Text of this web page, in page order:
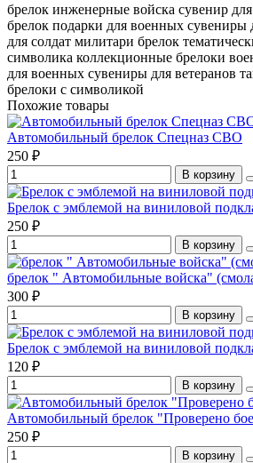
брелок инженерные войска сувенир
брелок подарки для военных сувениры
для солдат милитари брелок
символика коллекционные брелоки
для военных сувениры для ветеранов
брелоки с символикой
Похожие товары
Автомобильный брелок Спецназ СВО
250 ₽
В корзину
Брелок с эмблемой на виниловой
250 ₽
В корзину
брелок " Автомобильные войска"
300 ₽
В корзину
Брелок с эмблемой на виниловой
120 ₽
В корзину
Автомобильный брелок "Проверено
250 ₽
В корзину